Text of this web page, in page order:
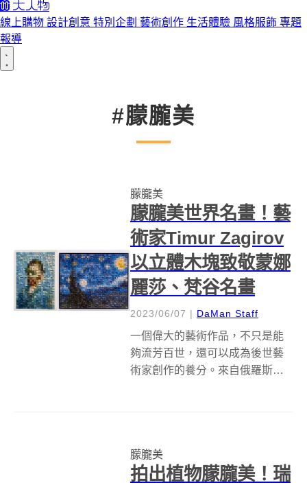
線上購物 設計創意 特別企劃 藝術創作 生活體驗 風格服飾 專題
報導
#朦朧美
朦朧美
朦朧美世界名畫！藝
術家Timur Zagirov
以立體木塊致敬蒙娜
麗莎、梵谷名畫
2023/06/07 | DaMan Staff
一個偉大的藝術作品，不只是能
夠流芳百世，還可以成為後世藝
術家創作的養分。來自俄羅斯普
觀眾可以靠近一點看，仔細欣賞
作...
朦朧美
拍出植物朦朧美！瑞